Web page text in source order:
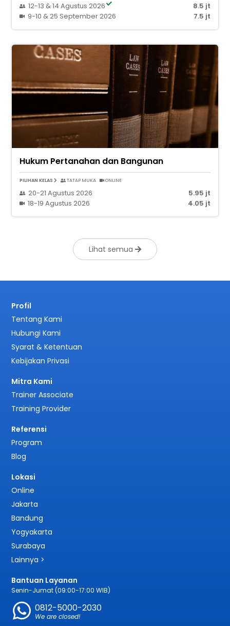
12-13 & 14 Agustus 2026
8.5 jt
9-10 & 25 September 2026
7.5 jt
Hukum Pertanahan dan Bangunan
PILIHAN KELAS TATAP MUKA ONLINE
20-21 Agustus 2026
5.95 jt
18-19 Agustus 2026
4.05 jt
Lihat semua
Profil
Tentang Kami
Hubungi Kami
Syarat & Ketentuan
Kebijakan Privasi
Mitra Kami
Trainer Associate
Training Provider
Referensi
Program
Blog
Lokasi
Online
Jakarta
Bandung
Yogyakarta
Surabaya
Lainnya >
Bantuan Layanan
Senin-Jumat (09:00-17:00 WIB)
0812-5000-2030
We are closed!